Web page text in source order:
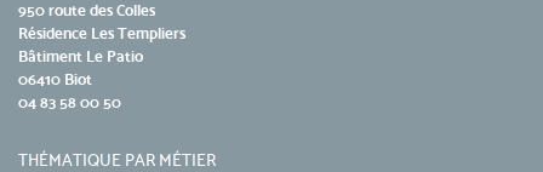
950 route des Colles
Résidence Les Templiers
Bâtiment Le Patio
06410 Biot
04 83 58 00 50
THÉMATIQUE PAR MÉTIER